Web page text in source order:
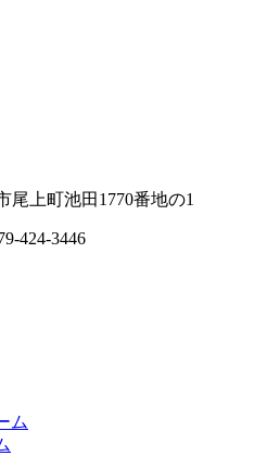
尾上町池田1770番地の1
424-3446
ム